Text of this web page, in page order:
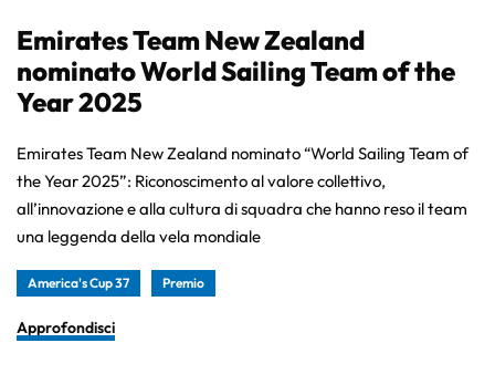
Emirates Team New Zealand
nominato World Sailing Team of the
Year 2025
Emirates Team New Zealand nominato “World Sailing Team of
the Year 2025”: Riconoscimento al valore collettivo,
all’innovazione e alla cultura di squadra che hanno reso il team
una leggenda della vela mondiale
America's Cup 37 Premio
Approfondisci